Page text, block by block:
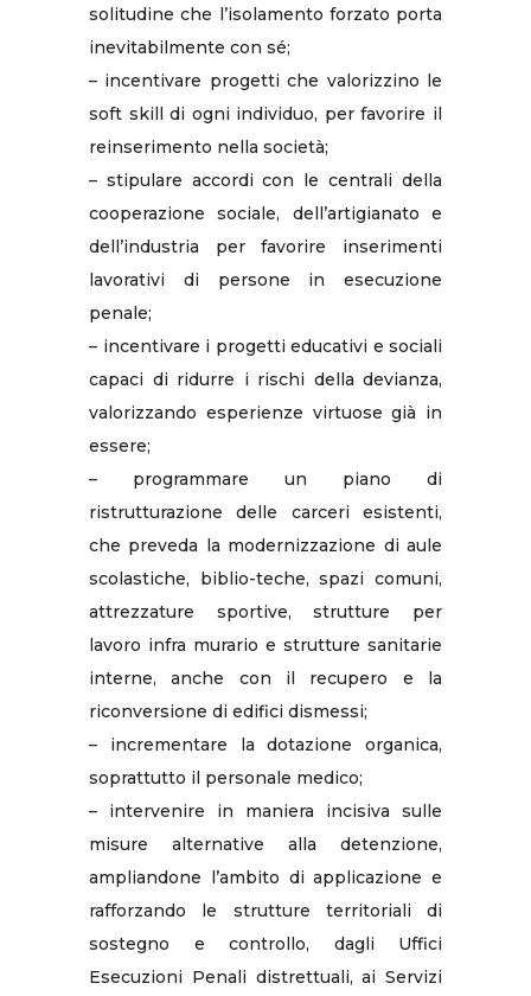
solitudine che l’isolamento forzato porta
inevitabilmente con sé;
– incentivare progetti che valorizzino le
soft skill di ogni individuo, per favorire il
reinserimento nella società;
– stipulare accordi con le centrali della
cooperazione sociale, dell’artigianato e
dell’industria per favorire inserimenti
lavorativi di persone in esecuzione
penale;
– incentivare i progetti educativi e sociali
capaci di ridurre i rischi della devianza,
valorizzando esperienze virtuose già in
essere;
– programmare un piano di
ristrutturazione delle carceri esistenti,
che preveda la modernizzazione di aule
scolastiche, biblio-teche, spazi comuni,
attrezzature sportive, strutture per
lavoro infra murario e strutture sanitarie
interne, anche con il recupero e la
riconversione di edifici dismessi;
– incrementare la dotazione organica,
soprattutto il personale medico;
– intervenire in maniera incisiva sulle
misure alternative alla detenzione,
ampliandone l’ambito di applicazione e
rafforzando le strutture territoriali di
sostegno e controllo, dagli Uffici
Esecuzioni Penali distrettuali, ai Servizi